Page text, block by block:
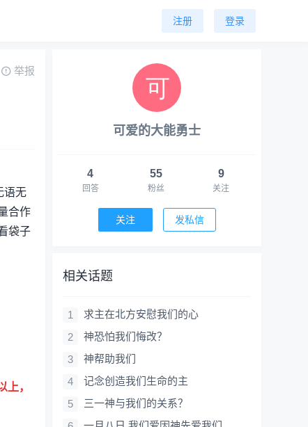
注册 登录
举报
语无
合作
袋子
上，
可爱的大能勇士
4
回答
55
粉丝
9
关注
关注 发私信
相关话题
求主在北方安慰我们的心
神恐怕我们悔改？
神帮助我们
记念创造我们生命的主
三一神与我们的关系？